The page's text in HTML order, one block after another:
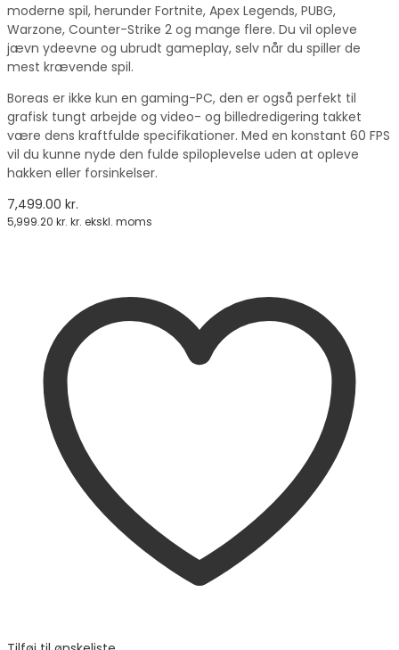
moderne spil, herunder Fortnite, Apex Legends, PUBG,
Warzone, Counter-Strike 2 og mange flere. Du vil opleve
jævn ydeevne og ubrudt gameplay, selv når du spiller de
mest krævende spil.
Boreas er ikke kun en gaming-PC, den er også perfekt til
grafisk tungt arbejde og video- og billedredigering takket
være dens kraftfulde specifikationer. Med en konstant 60 FPS
vil du kunne nyde den fulde spiloplevelse uden at opleve
hakken eller forsinkelser.
7,499.00 kr.
5,999.20 kr. kr. ekskl. moms